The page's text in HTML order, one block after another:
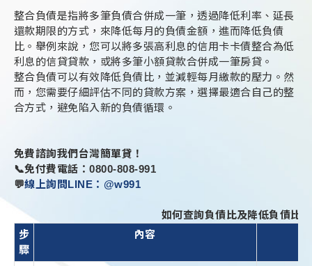
整合負債是指將多筆負債合併成一筆，透過降低利率、延長
還款期限的方式，來降低每月的負債金額，進而降低負債
比。舉例來說，您可以將多張高利息的信用卡卡債整合為低
利息的信貸貸款，或將多筆小額貸款合併成一筆房貸。
整合負債可以有效降低負債比，並減輕每月繳款的壓力。然
而，您需要仔細評估不同的貸款方案，選擇最適合自己的整
合方式，避免陷入新的負債循環。
免費諮詢我們台灣簡單貸！
📞免付費電話：0800-808-991
💬線上詢問LINE：@w991
如何查詢負債比及降低負債比例
步
驟
內容